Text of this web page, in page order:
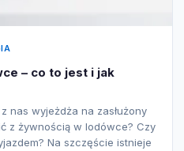
– co to jest i jak
nas wyjeżdża na zasłużony
z żywnością w lodówce? Czy
Na szczęście istnieje